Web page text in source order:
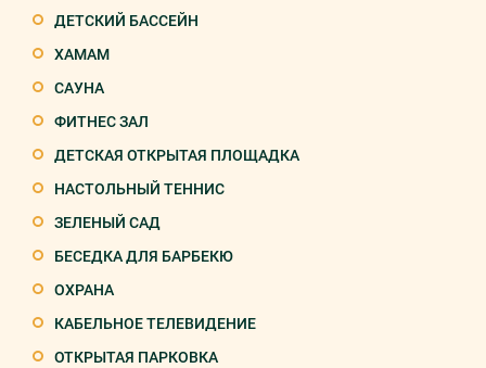
ДЕТСКИЙ БАССЕЙН
ХАМАМ
САУНА
ФИТНЕС ЗАЛ
ДЕТСКАЯ ОТКРЫТАЯ ПЛОЩАДКА
НАСТОЛЬНЫЙ ТЕННИС
ЗЕЛЕНЫЙ САД
БЕСЕДКА ДЛЯ БАРБЕКЮ
ОХРАНА
КАБЕЛЬНОЕ ТЕЛЕВИДЕНИЕ
ОТКРЫТАЯ ПАРКОВКА